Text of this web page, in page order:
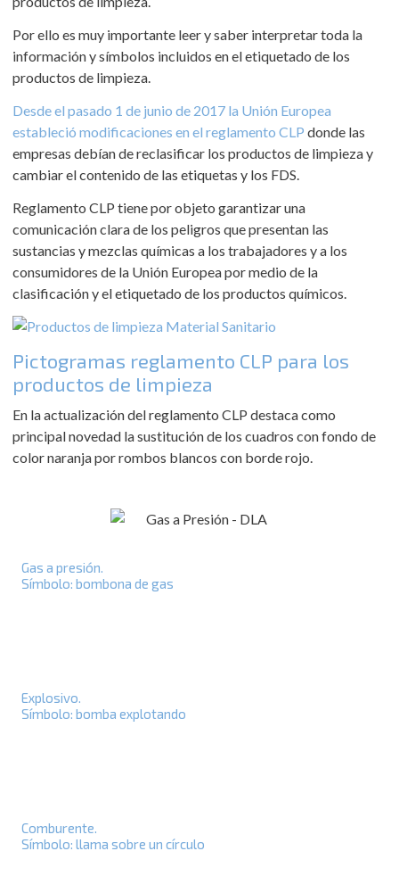
Por ello es muy importante leer y saber interpretar toda la
información y símbolos incluidos en el etiquetado de los
productos de limpieza.
Desde el pasado 1 de junio de 2017 la Unión Europea
estableció modificaciones en el reglamento CLP donde las
empresas debían de reclasificar los productos de limpieza y
cambiar el contenido de las etiquetas y los FDS.
Reglamento CLP tiene por objeto garantizar una
comunicación clara de los peligros que presentan las
sustancias y mezclas químicas a los trabajadores y a los
consumidores de la Unión Europea por medio de la
clasificación y el etiquetado de los productos químicos.
Pictogramas reglamento CLP para los
productos de limpieza
En la actualización del reglamento CLP destaca como
principal novedad la sustitución de los cuadros con fondo de
color naranja por rombos blancos con borde rojo.
Gas a presión.
Símbolo: bombona de gas
Explosivo.
Símbolo: bomba explotando
Comburente.
Símbolo: llama sobre un círculo